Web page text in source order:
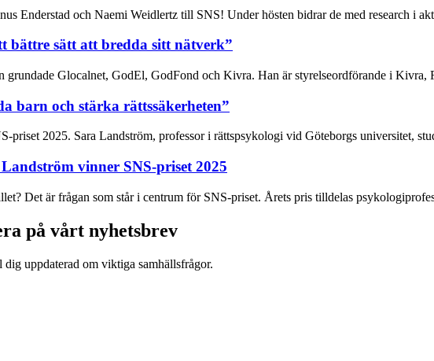
Enderstad och Naemi Weidlertz till SNS! Under hösten bidrar de med research i
bättre sätt att bredda sitt nätverk”
grundade Glocalnet, GodEl, GodFond och Kivra. Han är styrelseordförande i Kivra,
barn och stärka rättssäkerheten”
priset 2025. Sara Landström, professor i rättspsykologi vid Göteborgs universitet,
vinner SNS-priset 2025
Det är frågan som står i centrum för SNS-priset. Årets pris tilldelas
på vårt nyhetsbrev
uppdaterad om viktiga samhällsfrågor.